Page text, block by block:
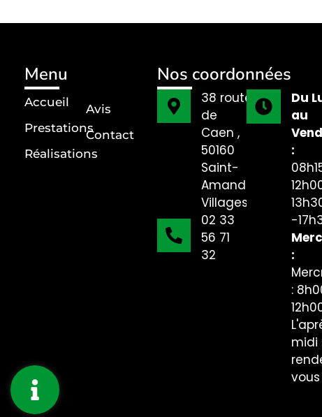
Menu
Accueil
Prestations
Réalisations
Avis
Contact
Nos coordonnées
38 route
de
Caen ,
50160
Saint-
Amand-
Villages
02 33
56 71
32
Du
au
:
-
:
:
midi
vous